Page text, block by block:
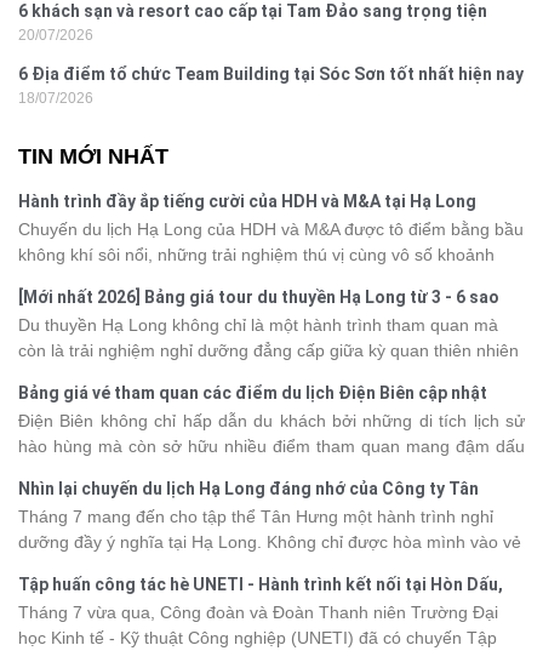
6 khách sạn và resort cao cấp tại Tam Đảo sang trọng tiện
nghi
20/07/2026
6 Địa điểm tổ chức Team Building tại Sóc Sơn tốt nhất hiện nay
18/07/2026
TIN MỚI NHẤT
Hành trình đầy ắp tiếng cười của HDH và M&A tại Hạ Long
Chuyến du lịch Hạ Long của HDH và M&A được tô điểm bằng bầu
không khí sôi nổi, những trải nghiệm thú vị cùng vô số khoảnh
phút giây đồng hành bên nhau, tất cả đã tạo nên một chuyến đi
tràn đầy cảm xúc và dấu ấn khó quên.
[Mới nhất 2026] Bảng giá tour du thuyền Hạ Long từ 3 - 6 sao
Du thuyền Hạ Long không chỉ là một hành trình tham quan mà
còn là trải nghiệm nghỉ dưỡng đẳng cấp giữa kỳ quan thiên nhiên
khác nhau, khiến nhiều du khách băn khoăn khi lựa chọn. Bài viết
dưới đây sẽ cập nhật bảng giá tour du thuyền Hạ Long mới nhất
2026 từ 3 - 6 sao, giúp bạn dễ dàng so sánh và tìm được hành
trình phù hợp với nhu cầu cũng như ngân sách.
Bảng giá vé tham quan các điểm du lịch Điện Biên cập nhật
2026
Điện Biên không chỉ hấp dẫn du khách bởi những di tích lịch sử
hào hùng mà còn sở hữu nhiều điểm tham quan mang đậm dấu
phá vùng đất này, việc cập nhật trước giá vé sẽ giúp bạn chủ
động hơn trong lịch trình và chi phí. Cùng Vietsense Travel tham
khảo bảng giá vé tham quan các điểm du lịch Điện Biênmới nhất
năm 2026 ngay dưới đây.
Nhìn lại chuyến du lịch Hạ Long đáng nhớ của Công ty Tân
Hưng 2026
Tháng 7 mang đến cho tập thể Tân Hưng một hành trình nghỉ
dưỡng đầy ý nghĩa tại Hạ Long. Không chỉ được hòa mình vào vẻ
kết, sẻ chia và lưu giữ nhiều khoảnh khắc đáng nhớ. Hãy cùng
nhìn lại chuyến đi ngập tràn niềm vui và những trải nghiệm khó
quên.
Tập huấn công tác hè UNETI - Hành trình kết nối tại Hòn Dấu,
Đồ Sơn
Tháng 7 vừa qua, Công đoàn và Đoàn Thanh niên Trường Đại
học Kinh tế - Kỹ thuật Công nghiệp (UNETI) đã có chuyến Tập